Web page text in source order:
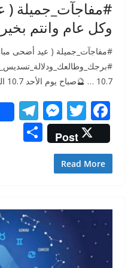
#مفاجآت_جميلة (
وكل عام وانتم
#مفاجآت_جميلة ( عيد أضحى
10.7 … 🔮صباح يوم الأحد 10.7 الساعة
F
ac
e
b
o
T
w
itt
er
M
e
ss
g
er
T
el
m
Post
Read More